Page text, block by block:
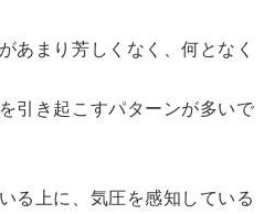
あまり芳しくなく、何となく
引き起こすパターンが多いで
る上に、気圧を感知している